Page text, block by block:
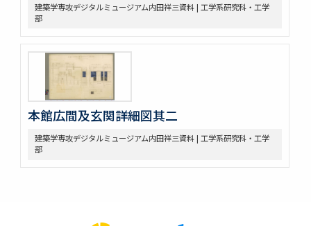
建築学専攻デジタルミュージアム内田祥三資料 | 工学系研究科・工学
部
本館広間及玄関詳細図其二
建築学専攻デジタルミュージアム内田祥三資料 | 工学系研究科・工学
部